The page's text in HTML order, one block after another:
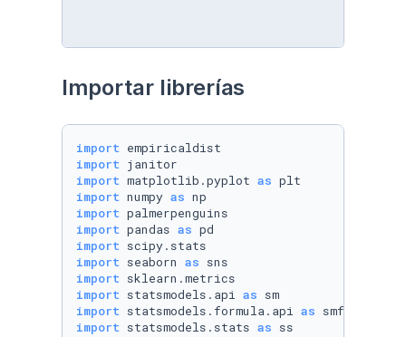
Importar librerías
import
import
import matplotlib.pyplot as
import numpy as
import
import pandas as
import
import seaborn as
import
import statsmodels.api as
import statsmodels.formula.api as
import statsmodels.stats as